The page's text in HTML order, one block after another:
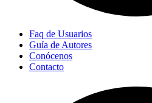
Faq de Usuarios
Guía de Autores
Conócenos
Contacto